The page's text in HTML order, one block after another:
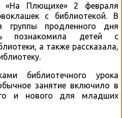
«На Плющихе» 2 февраля
с библиотекой. В
группы продленного дня
познакомила детей с
а также рассказала,
библиотечного урока
занятие включило в
и нового для младших